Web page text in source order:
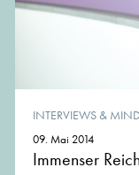
INTERVIEWS &
09. Mai 2014
Immenser